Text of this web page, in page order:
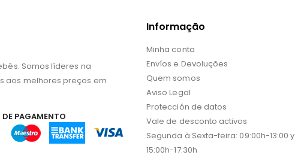
Somos líderes na
aos melhores preços em
PAGAMENTO
Informação
Minha conta
Envíos e Devoluções
Quem somos
Aviso Legal
Protección de datos
Vale de desconto activos
Segunda à Sexta-feira: 09:00h-13:00 y
15:00h-17:30h